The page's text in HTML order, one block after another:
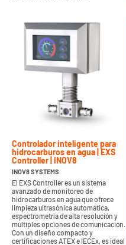
Controlador inteligente para
hidrocarburos en agua | EXS
Controller | INOV8
INOV8 SYSTEMS
El EXS Controller es un sistema
avanzado de monitoreo de
hidrocarburos en agua que ofrece
limpieza ultrasónica automática,
espectrometría de alta resolución y
múltiples opciones de comunicación.
Con un diseño compacto y
certificaciones ATEX e IECEx, es ideal